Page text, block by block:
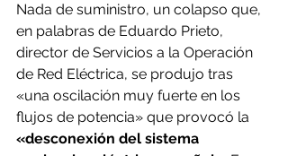
Nada de suministro, un colapso que,
en palabras de Eduardo Prieto,
director de Servicios a la Operación
de Red Eléctrica, se produjo tras
«una oscilación muy fuerte en los
flujos de potencia» que provocó la
«desconexión del sistema